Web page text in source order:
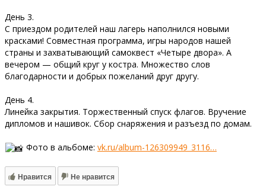
День 3.
С приездом родителей наш лагерь наполнился новыми
красками! Совместная программа, игры народов нашей
страны и захватывающий самоквест «Четыре двора». А
вечером — общий круг у костра. Множество слов
благодарности и добрых пожеланий друг другу.
День 4.
Линейка закрытия. Торжественный спуск флагов. Вручение
дипломов и нашивок. Сбор снаряжения и разъезд по домам.
Фото в альбоме: vk.ru/album-126309949_3116…
Нравится Не нравится